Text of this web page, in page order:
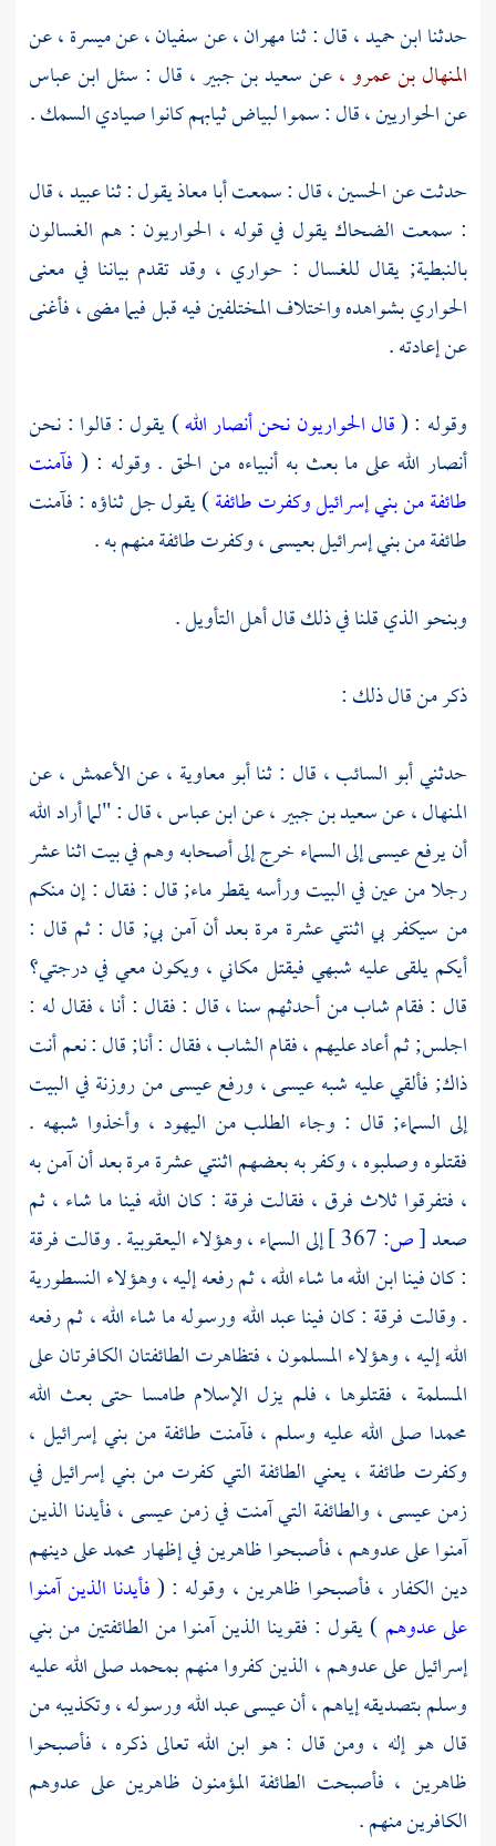
حدثناابن حميد ،قال : ثنامهران ،عنسفيان ،عنميسرة ،عن
المنهال بن عمرو ،عنسعيد بن جبير ، قال : سئلابن عباس
عن الحواريين ، قال : سموا لبياض ثيابهم كانوا صيادي السمك .
حدثت عنالحسين ،قال : سمعتأبا معاذيقول : ثناعبيد ،قال
: سمعت الضحاكيقول في قوله ، الحواريون : هم الغسالون
بالنبطية; يقال للغسال : حواري ، وقد تقدم بياننا في معنى
الحواري بشواهده واختلاف المختلفين فيه قبل فيما مضى ، فأغنى
عن إعادته .
وقوله : (قال الحواريون نحن أنصار الله) يقول : قالوا : نحن
أنصار الله على ما بعث به أنبياءه من الحق . وقوله : ( فآمنت
طائفة من بني إسرائيل وكفرت طائفة) يقول جل ثناؤه : فآمنت
طائفة منبني إسرائيلبعيسى ، وكفرت طائفة منهم به .
وبنحو الذي قلنا في ذلك قال أهل التأويل .
ذكر من قال ذلك :
حدثنيأبو السائب ، قال : ثناأبو معاوية ،عنالأعمش ،عن
المنهال ،عنسعيد بن جبير ،عنابن عباس ،قال : "لما أراد الله
أن يرفععيسىإلى السماء خرج إلى أصحابه وهم في بيت اثنا عشر
رجلا من عين في البيت ورأسه يقطر ماء; قال : فقال : إن منكم
من سيكفر بي اثنتي عشرة مرة بعد أن آمن بي; قال : ثم قال :
أيكم يلقى عليه شبهي فيقتل مكاني ، ويكون معي في درجتي؟
قال : فقام شاب من أحدثهم سنا ، قال : فقال : أنا ، فقال له :
اجلس; ثم أعاد عليهم ، فقام الشاب ، فقال : أنا; قال : نعم أنت
ذاك; فألقي عليه شبهعيسى ، ورفععيسىمن روزنة في البيت
إلى السماء; قال : وجاء الطلب من اليهود ، وأخذوا شبهه .
فقتلوه وصلبوه ، وكفر به بعضهم اثنتي عشرة مرة بعد أن آمن به
، فتفرقوا ثلاث فرق ، فقالت فرقة : كان الله فينا ما شاء ، ثم
صعد[ص:
إلى السماء ، وهؤلاء اليعقوبية . وقالت فرقة
: كان فينا ابن الله ما شاء الله ، ثم رفعه إليه ، وهؤلاء النسطورية
. وقالت فرقة : كان فينا عبد الله ورسوله ما شاء الله ، ثم رفعه
الله إليه ، وهؤلاء المسلمون ، فتظاهرت الطائفتان الكافرتان على
المسلمة ، فقتلوها ، فلم يزل الإسلام طامسا حتى بعث الله
محمدا صلى الله عليه وسلم ، فآمنت طائفة منبني إسرائيل ،
وكفرت طائفة ، يعني الطائفة التي كفرت منبني إسرائيل في
زمنعيسى ، والطائفة التي آمنت في زمنعيسى ،فأيدنا الذين
آمنوا على عدوهم ، فأصبحوا ظاهرين في إظهارمحمدعلى دينهم
دين الكفار ، فأصبحوا ظاهرين ، وقوله : (فأيدنا الذين آمنوا
على عدوهم ) يقول : فقوينا الذين آمنوا من الطائفتين منبني
إسرائيلعلى عدوهم ، الذين كفروا منهمبمحمدصلى الله عليه
وسلم بتصديقه إياهم ، أنعيسىعبد الله ورسوله ، وتكذيبه من
قال هو إله ، ومن قال : هو ابن الله تعالى ذكره ، فأصبحوا
ظاهرين ، فأصبحت الطائفة المؤمنون ظاهرين على عدوهم
الكافرين منهم .